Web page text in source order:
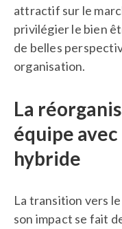
attractif sur le
privilégier le bien
de belles
organisation.
La
équipe
hybride
La transition vers
son impact se fait